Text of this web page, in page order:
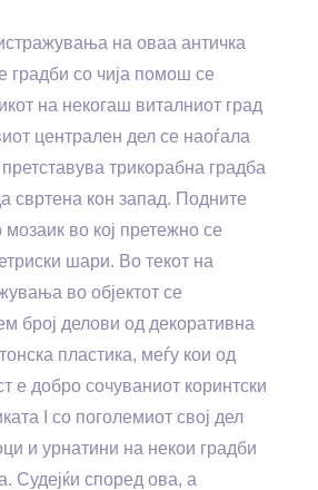
на оваа античка
градби со чија помош се
на некогаш виталниот град
централен дел се наоѓала
трикорабна градба
свртена кон запад. Подните
во кој претежно се
шари. Во текот на
во објектот се
број делови од декоративна
пластика, меѓу кои од
е добро сочуваниот коринтски
I со поголемиот свој дел
и урнатини на некои градби
Судејќи според ова, а